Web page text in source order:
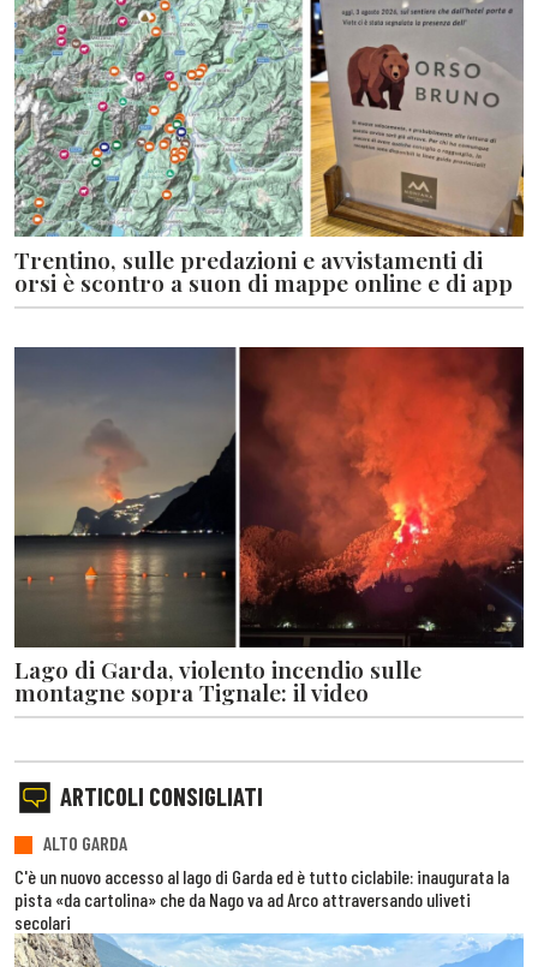
Trentino, sulle predazioni e avvistamenti di
orsi è scontro a suon di mappe online e di app
Lago di Garda, violento incendio sulle
montagne sopra Tignale: il video
ARTICOLI CONSIGLIATI
ALTO GARDA
C'è un nuovo accesso al lago di Garda ed è tutto ciclabile: inaugurata la
pista «da cartolina» che da Nago va ad Arco attraversando uliveti
secolari